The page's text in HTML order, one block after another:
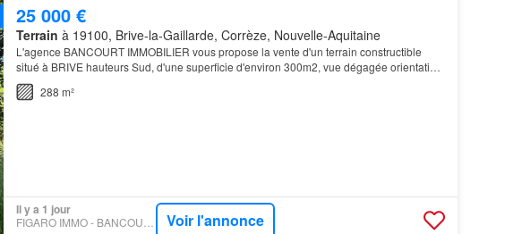
25 000 €
Terrain à 19100, Brive-la-Gaillarde, Corrèze, Nouvelle-Aquitaine
L'agence BANCOURT IMMOBILIER vous propose la vente d'un terrain constructible
situé à BRIVE hauteurs Sud, d'une superficie d'environ 300m2, vue dégagée orientation
Sud - Ouest…
288 m²
Il y a 1 jour
FIGARO IMMO - BANCOURT IMMOBILIER Voir l'annonce